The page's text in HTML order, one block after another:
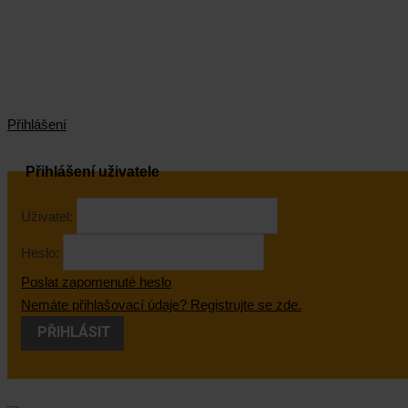
Přihlášení
Přihlášení uživatele
Uživatel:
Heslo:
Poslat zapomenuté heslo
Nemáte přihlašovací údaje? Registrujte se zde.